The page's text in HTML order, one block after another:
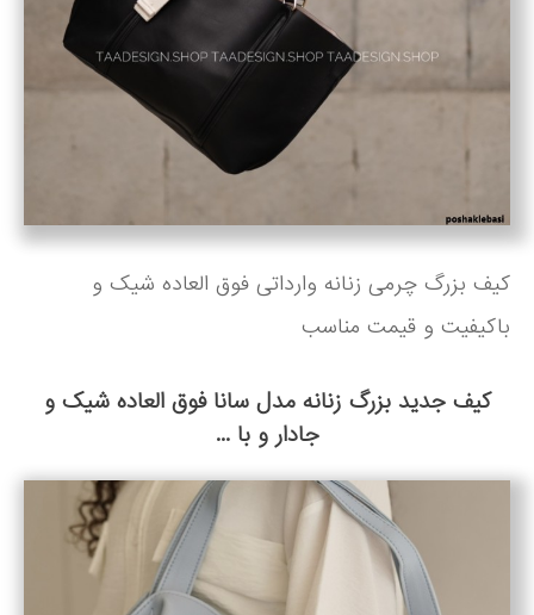
کیف بزرگ چرمی زنانه وارداتی فوق العاده شیک و
باکیفیت و قیمت مناسب
کیف جدید بزرگ زنانه مدل سانا فوق العاده شیک و
جادار و با ...